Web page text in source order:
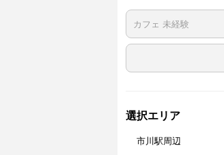
選択エリア
市川駅周辺